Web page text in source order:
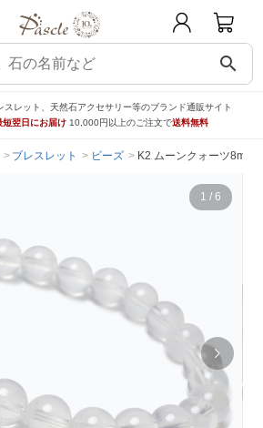
search
スレット、天然石アクセサリー等のブランド通販サイト
短翌日にお届け 10,000円以上のご注文で送料無料
ブレスレット ビーズ K2 ムーンクォーツ8mm
1 / 6